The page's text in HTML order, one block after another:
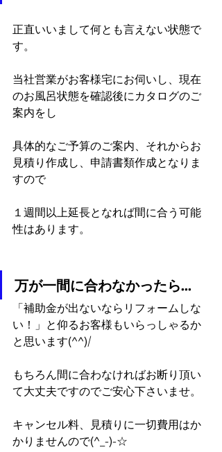
正直いいまして何とも言えない状態で
す。
当社営業がお客様宅にお伺いし、現在
のお風呂状態を確認後にカタログのご
案内をし
具体的なご予算のご案内、それからお
見積り作成し、申請書類作成となりま
すので
１週間以上延長となれば間に合う可能
性はあります。
万が一間に合わなかったら…
「補助金が出ないならリフォームしな
い！」と仰るお客様もいらっしゃるか
と思います(^^)/
もちろん間に合わなければお断り頂い
て大丈夫ですのでご安心下さいませ。
キャンセル料、見積りに一切費用はか
かりませんので(^_-)-☆